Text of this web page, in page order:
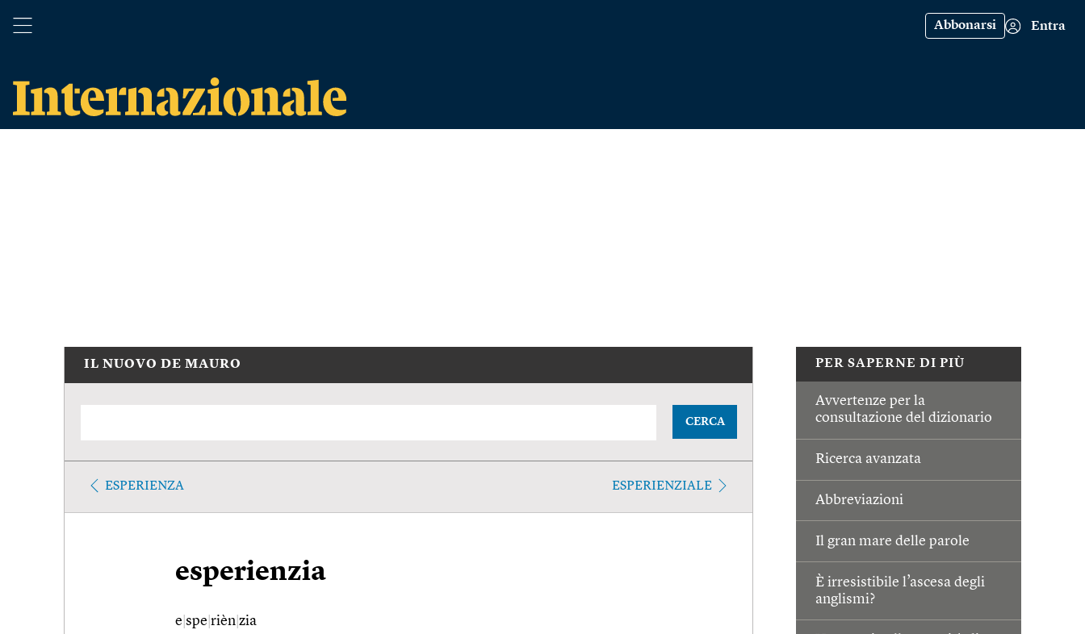
Abbonarsi Entra
PER SAPERNE DI PIÙ
Avvertenze per la
consultazione del dizionario
Ricerca avanzata
Abbreviazioni
Il gran mare delle parole
È irresistibile l’ascesa degli
anglismi?
IL NUOVO DE MAURO
CERCA
ESPERIENZA ESPERIENZIALE
esperienzia
e spe rièn zia